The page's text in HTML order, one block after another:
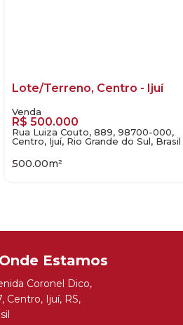
Lote/Terreno, Centro - Ijuí
R$ 500.000
Rua Luiza Couto, 889, 98700-000,
Centro, Ijuí, Rio Grande do Sul, Brasil
500.00m²
Coronel Dico,
, Centro, Ijuí, RS,